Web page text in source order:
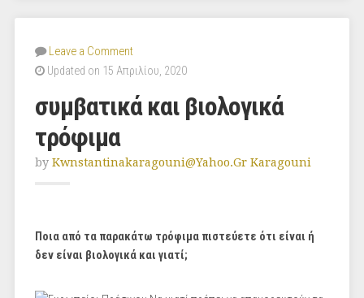
Leave a Comment
Updated on 15 Απριλίου, 2020
συμβατικά και βιολογικά
τρόφιμα
by Kwnstantinakaragouni@yahoo.gr Karagouni
Ποια από τα παρακάτω τρόφιμα πιστεύετε ότι είναι ή
δεν είναι βιολογικά και γιατί;